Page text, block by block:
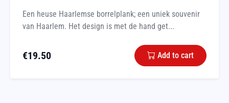
Een heuse Haarlemse borrelplank; een uniek souvenir
van Haarlem. Het design is met de hand get...
€19.50 Add to cart